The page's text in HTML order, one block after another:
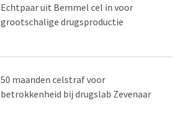
Echtpaar uit Bemmel cel in voor
grootschalige drugsproductie
50 maanden celstraf voor
betrokkenheid bij drugslab Zevenaar